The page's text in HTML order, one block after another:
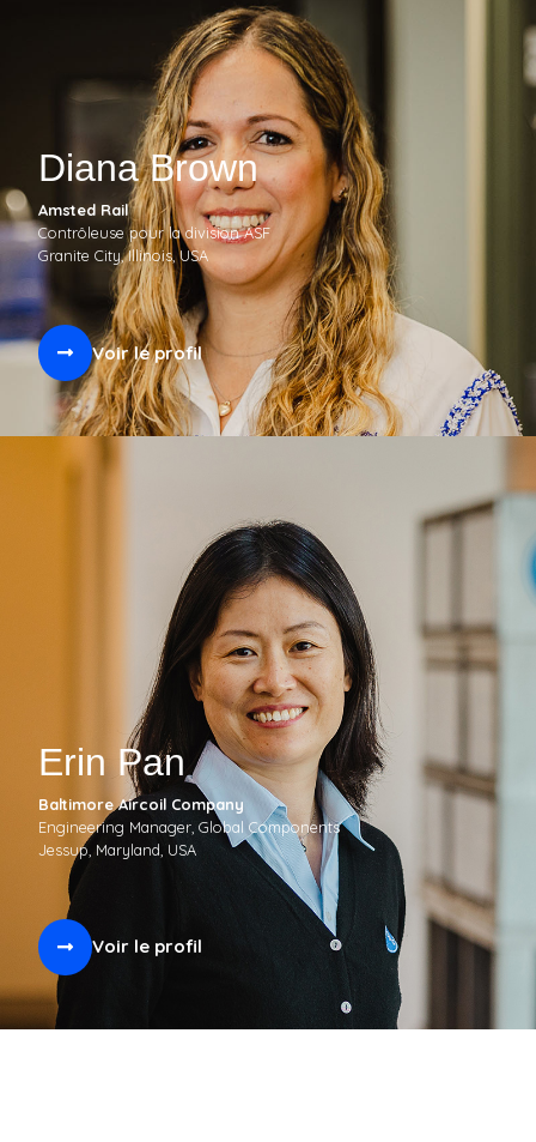
Diana Brown
Amsted Rail
Contrôleuse pour la division ASF
Granite City, Illinois, USA
Voir le profil
Erin Pan
Baltimore Aircoil Company
Engineering Manager, Global Components
Jessup, Maryland, USA
Voir le profil